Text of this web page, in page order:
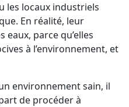
les locaux industriels
En réalité, leur
eaux, parce qu’elles
à l’environnement, et
environnement sain, il
de procéder à